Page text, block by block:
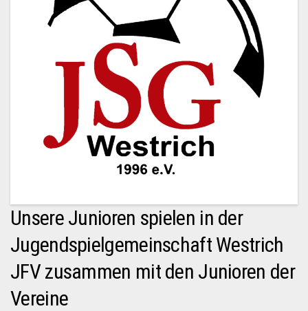
Unsere Junioren spielen in der
Jugendspielgemeinschaft Westrich
JFV zusammen mit den Junioren der
Vereine